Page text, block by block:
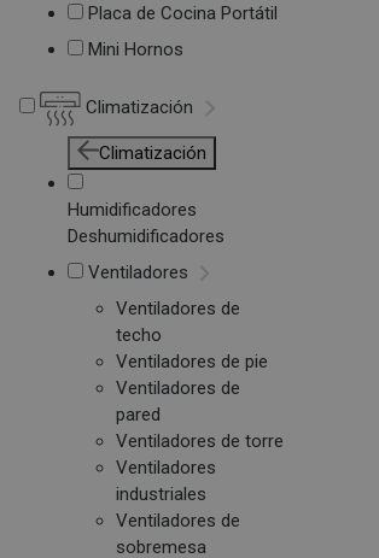
Placa de Cocina Portátil
Mini Hornos
Climatización
Climatización
Humidificadores
Deshumidificadores
Ventiladores
Ventiladores de
techo
Ventiladores de pie
Ventiladores de
pared
Ventiladores de torre
Ventiladores
industriales
Ventiladores de
sobremesa